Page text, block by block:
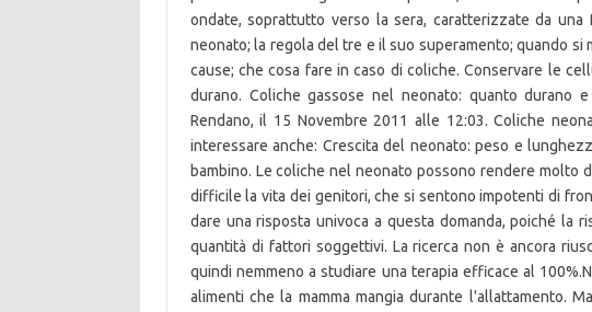
ondate, soprattutto verso la sera, caratterizzate da
neonato; la regola del tre e il suo superamento; quando
cause; che cosa fare in caso di coliche. Conservare le
durano. Coliche gassose nel neonato: quanto durano
Rendano, il 15 Novembre 2011 alle 12:03. Coliche
interessare anche: Crescita del neonato: peso e
bambino. Le coliche nel neonato possono rendere molto
difficile la vita dei genitori, che si sentono impotenti di
dare una risposta univoca a questa domanda, poiché la
quantità di fattori soggettivi. La ricerca non è ancora
quindi nemmeno a studiare una terapia efficace al
alimenti che la mamma mangia durante l'allattamento.